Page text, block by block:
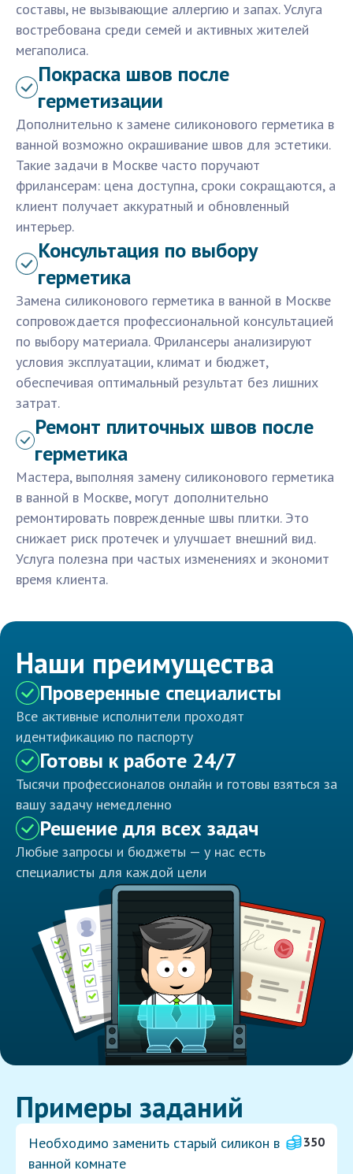
составы, не вызывающие аллергию и запах. Услуга
востребована среди семей и активных жителей
мегаполиса.
Покраска швов после
герметизации
Дополнительно к замене силиконового герметика в
ванной возможно окрашивание швов для эстетики.
Такие задачи в Москве часто поручают
фрилансерам: цена доступна, сроки сокращаются, а
клиент получает аккуратный и обновленный
интерьер.
Консультация по выбору
герметика
Замена силиконового герметика в ванной в Москве
сопровождается профессиональной консультацией
по выбору материала. Фрилансеры анализируют
условия эксплуатации, климат и бюджет,
обеспечивая оптимальный результат без лишних
затрат.
Ремонт плиточных швов после
герметика
Мастера, выполняя замену силиконового герметика
в ванной в Москве, могут дополнительно
ремонтировать поврежденные швы плитки. Это
снижает риск протечек и улучшает внешний вид.
Услуга полезна при частых изменениях и экономит
время клиента.
Наши преимущества
Проверенные специалисты
Все активные исполнители проходят
идентификацию по паспорту
Готовы к работе 24/7
Тысячи профессионалов онлайн и готовы взяться за
вашу задачу немедленно
Решение для всех задач
Любые запросы и бюджеты — у нас есть
специалисты для каждой цели
Примеры заданий
Необходимо заменить старый силикон в
ванной комнате
350